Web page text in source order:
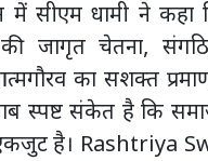
में सीएम धामी ने
जागृत चेतना,
का सशक्त
स्पष्ट संकेत है कि समाज
एकजुट है। Rashtriya